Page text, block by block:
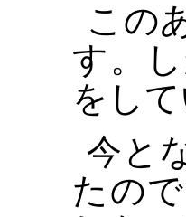
この
す。
をして
今と
たの